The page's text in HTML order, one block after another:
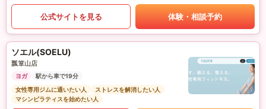
公式サイトを見る 体験・相談予約
ソエル(SOELU)
瓢箪山店
ヨガ
駅から車で19分
女性専用ジムに通いたい人
ストレスを解消したい人
マシンピラティスを始めたい人